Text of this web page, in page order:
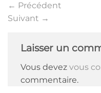
← Précédent
Suivant →
Laisser un
Vous devez vous
commentaire.